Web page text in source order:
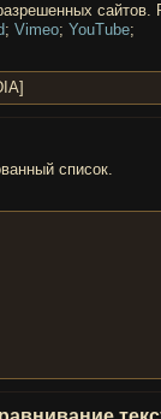
сайтов.
; Vimeo; YouTube;
список.